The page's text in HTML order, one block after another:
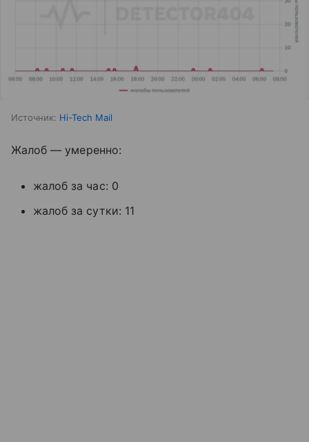
Источник: Hi-Tech Mail
Жалоб — умеренно:
жалоб за час: 0
жалоб за сутки: 11